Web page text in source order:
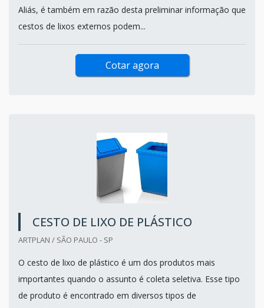
Aliás, é também em razão desta preliminar informação que
cestos de lixos externos podem...
Cotar agora
CESTO DE LIXO DE PLÁSTICO
ARTPLAN / SÃO PAULO - SP
O cesto de lixo de plástico é um dos produtos mais
importantes quando o assunto é coleta seletiva. Esse tipo
de produto é encontrado em diversos tipos de